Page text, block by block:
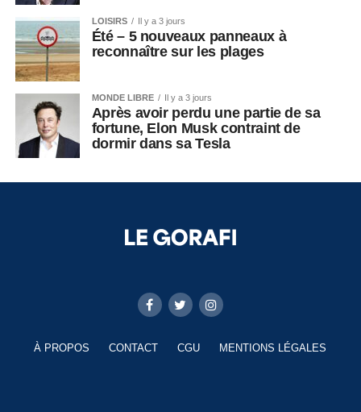
LOISIRS Il y a 3 jours
Été – 5 nouveaux panneaux à
reconnaître sur les plages
MONDE LIBRE Il y a 3 jours
Après avoir perdu une partie de sa
fortune, Elon Musk contraint de
dormir dans sa Tesla
À PROPOS CONTACT CGU MENTIONS LÉGALES